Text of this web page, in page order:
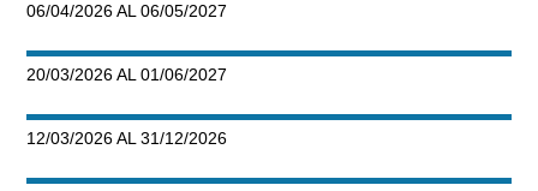
06/04/2026 AL 06/05/2027
20/03/2026 AL 01/06/2027
12/03/2026 AL 31/12/2026